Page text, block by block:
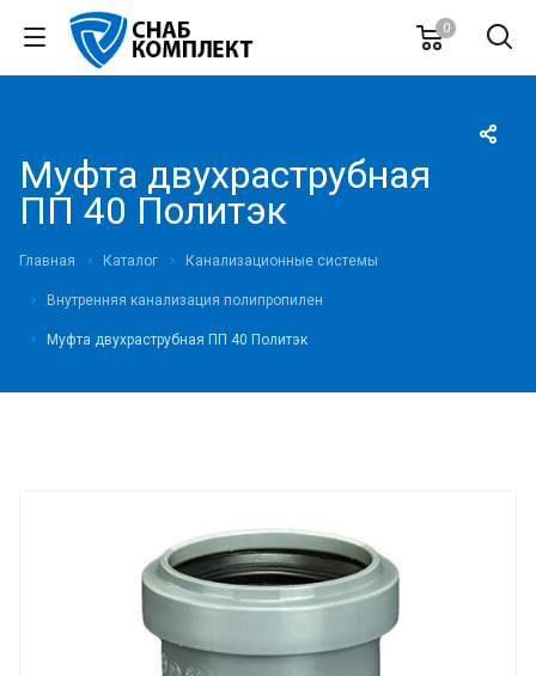
0
Муфта двухраструбная
ПП 40 Политэк
Главная Каталог Канализационные системы
Внутренняя канализация полипропилен
Муфта двухраструбная ПП 40 Политэк